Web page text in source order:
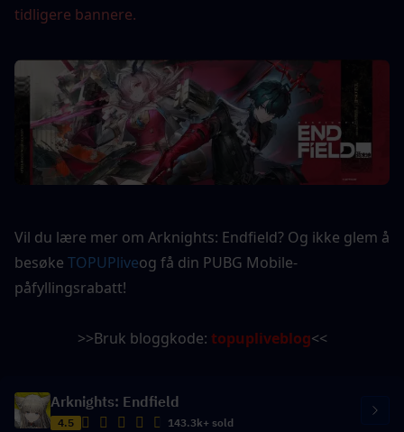
tidligere bannere.
Vil du lære mer om Arknights: Endfield? Og ikke glem å
besøke TOPUPliveog få din PUBG Mobile-
påfyllingsrabatt!
>>Bruk bloggkode: topupliveblog<<
Arknights: Endfield
4.5 143.3k+ sold